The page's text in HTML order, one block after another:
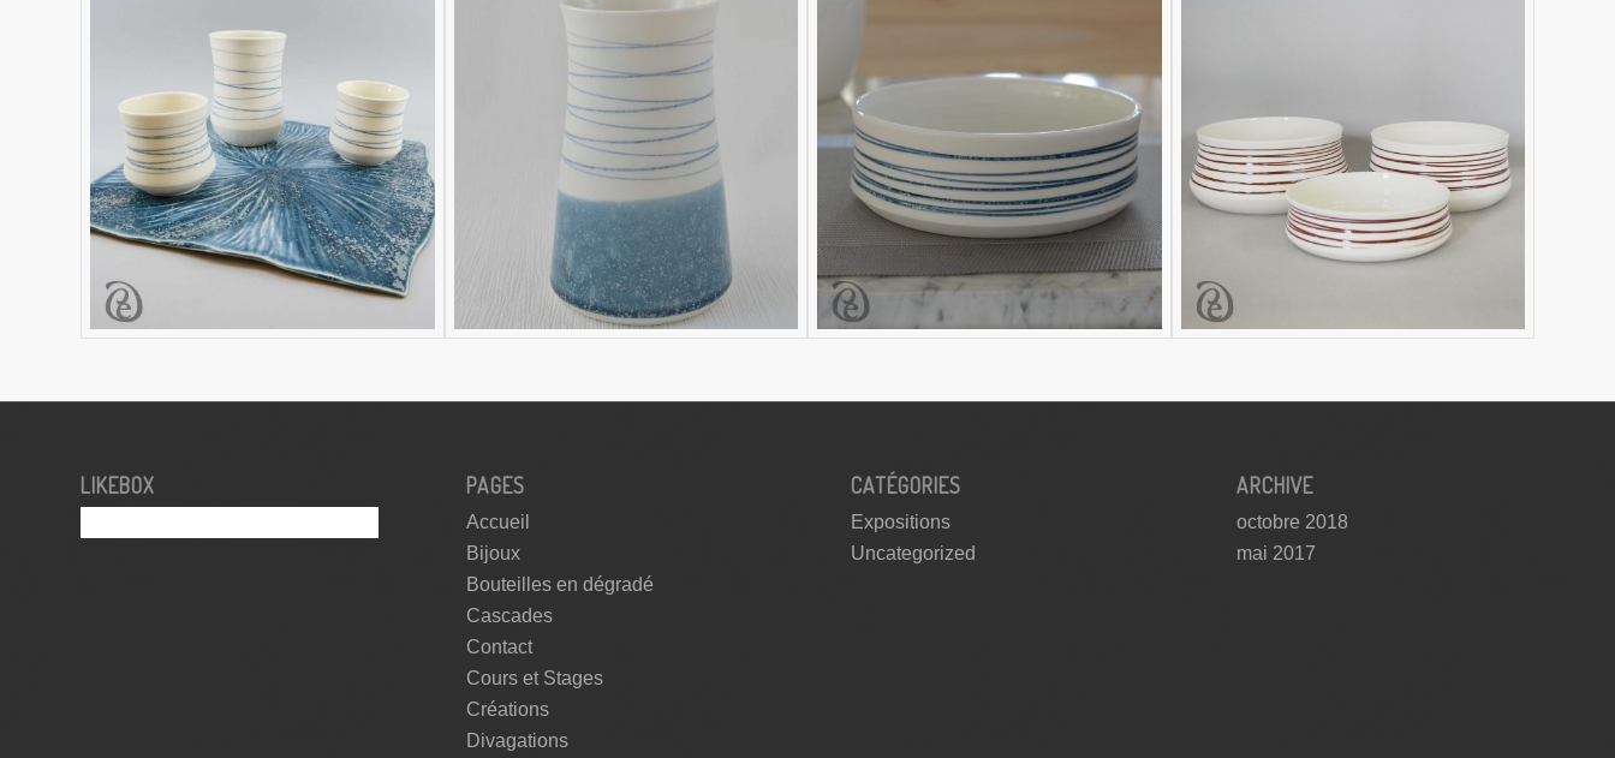
LIKEBOX PAGES
Accueil
Bijoux
Bouteilles en dégradé
Cascades
Contact
Cours et Stages
Créations
Divagations
CATÉGORIES
Expositions
Uncategorized
ARCHIVE
octobre 2018
mai 2017